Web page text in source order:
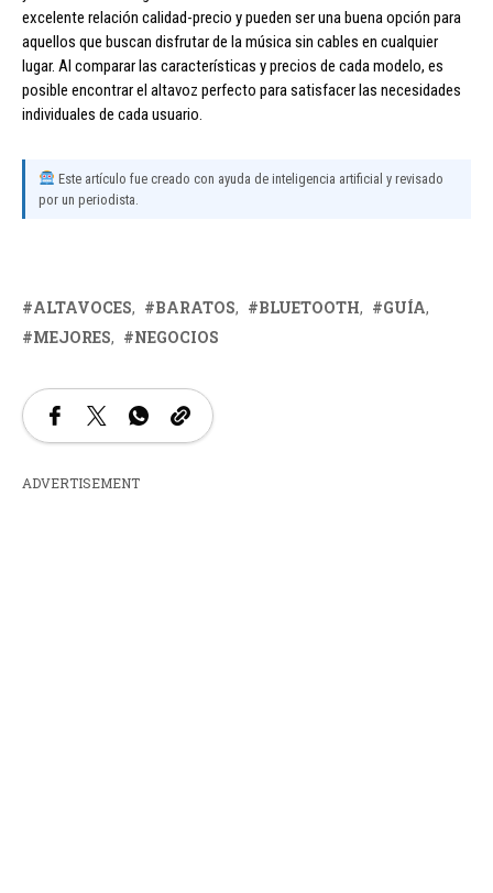
excelente relación calidad-precio y pueden ser una buena opción para
aquellos que buscan disfrutar de la música sin cables en cualquier
lugar. Al comparar las características y precios de cada modelo, es
posible encontrar el altavoz perfecto para satisfacer las necesidades
individuales de cada usuario.
Este artículo fue creado con ayuda de inteligencia artificial y revisado
por un periodista.
ALTAVOCES BARATOS BLUETOOTH
GUÍA
MEJORES
NEGOCIOS
ADVERTISEMENT